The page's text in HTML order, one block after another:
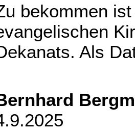
bekommen
Als